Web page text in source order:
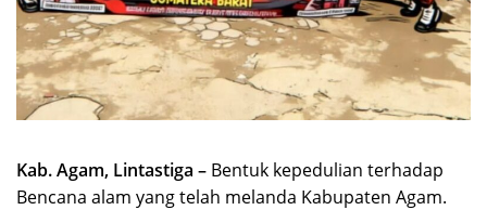
Kab. Agam, Lintastiga – Bentuk kepedulian terhadap
Bencana alam yang telah melanda Kabupaten Agam.